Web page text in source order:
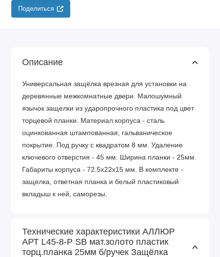
Поделиться
Описание
Универсальная защёлка врезная для установки на
деревянные межкомнатные двери. Малошумный
язычок защелки из ударопрочного пластика под цвет
торцевой планки. Материал корпуса - сталь
оцинкованная штампованная, гальваническое
покрытие. Под ручку с квадратом 8 мм. Удаление
ключевого отверстия - 45 мм. Ширина планки - 25мм.
Габариты корпуса - 72.5х22х15 мм. В комплекте -
защелка, ответная планка и белый пластиковый
вкладыш к ней, саморезы.
Технические характеристики АЛЛЮР
АРТ L45-8-P SB мат.золото пластик
торц.планка 25мм б/ручек Защёлка